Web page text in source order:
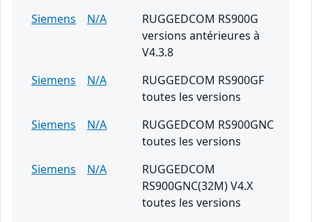
Siemens
N/A
RUGGEDCOM RS900G
versions antérieures à
V4.3.8
Siemens
N/A
RUGGEDCOM RS900GF
toutes les versions
Siemens
N/A
RUGGEDCOM RS900GNC
toutes les versions
Siemens
N/A
RUGGEDCOM
RS900GNC(32M) V4.X
toutes les versions